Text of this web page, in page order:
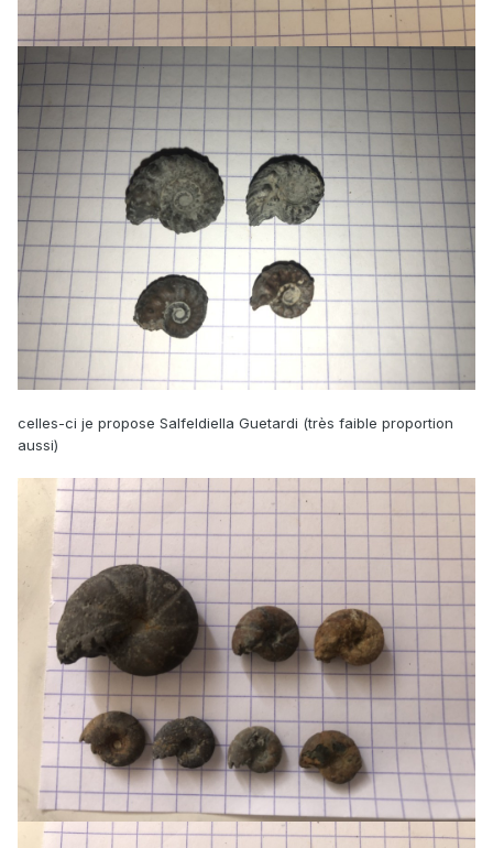
celles-ci je propose Salfeldiella Guetardi (très faible proportion
aussi)